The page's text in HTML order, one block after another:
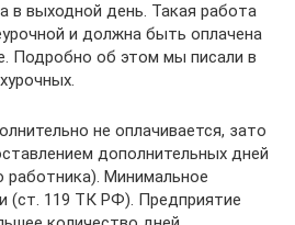
в выходной день. Такая работа
и должна быть оплачена
Подробно об этом мы писали в
не оплачивается, зато
дополнительных дней
работника). Минимальное
(ст. 119 ТК РФ). Предприятие